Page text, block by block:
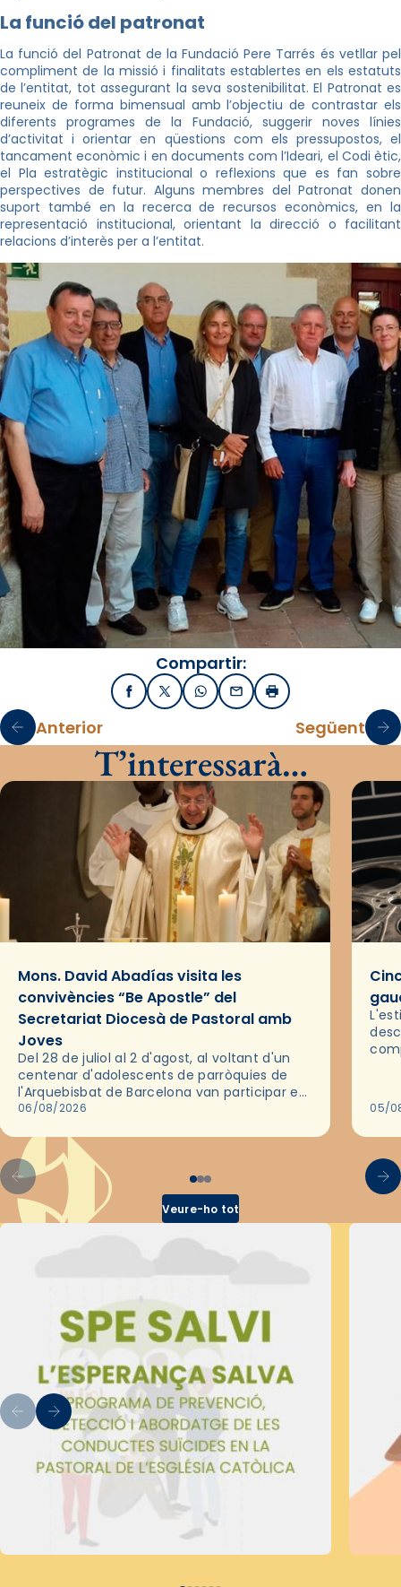
La funció del patronat
La funció del Patronat de la Fundació Pere Tarrés és vetllar pel
compliment de la missió i finalitats establertes en els estatuts
de l’entitat, tot assegurant la seva sostenibilitat. El Patronat es
reuneix de forma bimensual amb l’objectiu de contrastar els
diferents programes de la Fundació, suggerir noves línies
d’activitat i orientar en qüestions com els pressupostos, el
tancament econòmic i en documents com l’Ideari, el Codi ètic,
el Pla estratègic institucional o reflexions que es fan sobre
perspectives de futur. Alguns membres del Patronat donen
suport també en la recerca de recursos econòmics, en la
representació institucional, orientant la direcció o facilitant
relacions d’interès per a l’entitat.
Compartir:
FacebookX / TwitterWhatsApp
EmailImprimir
Anterior Següent
T’interessarà…
Mons. David Abadías visita les
convivències “Be Apostle” del
Secretariat Diocesà de Pastoral amb
Joves
Del 28 de juliol al 2 d'agost, al voltant d'un
centenar d'adolescents de parròquies de
l'Arquebisbat de Barcelona van participar en
les convivències Be Apostle, organitzades
06/08/2026 05/
Veure-ho tot